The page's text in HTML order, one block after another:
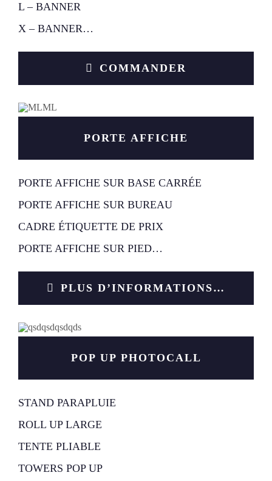
L – BANNER
X – BANNER…
COMMANDER
PORTE AFFICHE
PORTE AFFICHE SUR BASE CARRÉE
PORTE AFFICHE SUR BUREAU
CADRE ÉTIQUETTE DE PRIX
PORTE AFFICHE SUR PIED…
PLUS D’INFORMATIONS…
POP UP PHOTOCALL
STAND PARAPLUIE
ROLL UP LARGE
TENTE PLIABLE
TOWERS POP UP